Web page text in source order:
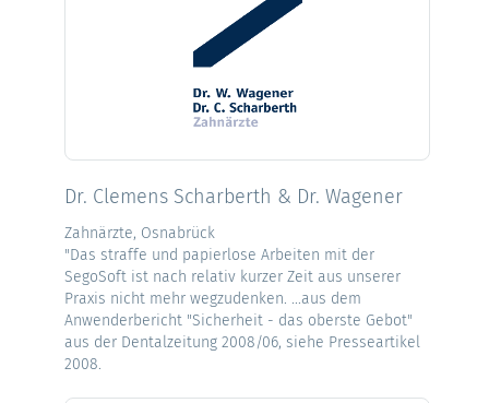
Dr. Clemens Scharberth & Dr. Wagener
Zahnärzte, Osnabrück
"Das straffe und papierlose Arbeiten mit der
SegoSoft ist nach relativ kurzer Zeit aus unserer
Praxis nicht mehr wegzudenken. ...aus dem
Anwenderbericht "Sicherheit - das oberste Gebot"
aus der Dentalzeitung 2008/06, siehe Presseartikel
2008.